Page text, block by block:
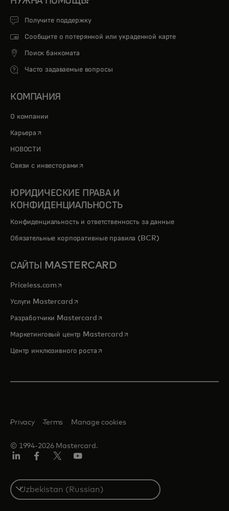
Получите поддержку
Сообщите о потерянной или украденной карте
Поиск банкомата
Часто задаваемые вопросы
КОМПАНИЯ
О компании
Карьера opens in a new tab
НОВОСТИ
Связи с инвесторами opens in a new tab
ЮРИДИЧЕСКИЕ ПРАВА И
КОНФИДЕНЦИАЛЬНОСТЬ
Конфиденциальность и ответственность за данные
Обязательные корпоративные правила (BCR)
САЙТЫ MASTERCARD
Priceless.com opens in a new tab
Услуги Mastercardopens in a new tab
Разработчики Mastercardopens in a new tab
Маркетинговый центр Mastercardopens in a new tab
Центр инклюзивного ростаopens in a new tab
© 1994-2026 Mastercard.
Privacy Terms Manage cookies
Select
a
country